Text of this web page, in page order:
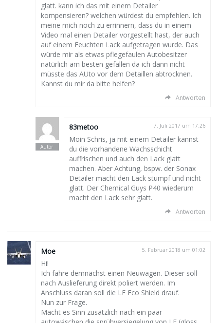
glatt. kann ich das mit einem Detailer
kompensieren? welchen würdest du empfehlen. Ich
meine mich noch zu errinnern, dass du in einem
Video mal einen Detailer vorgestellt hast, der auch
auf einem Feuchten Lack aufgetragen wurde. Das
würde mir als etwas pflegefaulen Autobesitzer
natürlich am besten gefallen da ich dann nicht
müsste das AUto vor dem Detaillen abtrocknen.
Kannst du mir da bitte helfen?
Antworten
83metoo 7. Juli 2017 um 17:26
Moin Schris, ja mit einem Detailer kannst
du die vorhandene Wachsschicht
auffrischen und auch den Lack glatt
machen. Aber Achtung, bspw. der Sonax
Detailer macht den Lack stumpf und nicht
glatt. Der Chemical Guys P40 wiederum
macht den Lack sehr glatt.
Antworten
Moe 5. Februar 2018 um 01:02
Hi!
Ich fahre demnächst einen Neuwagen. Dieser soll
nach Auslieferung direkt poliert werden. Im
Anschluss daran soll die LE Eco Shield drauf.
Nun zur Frage.
Macht es Sinn zusätzlich nach ein paar